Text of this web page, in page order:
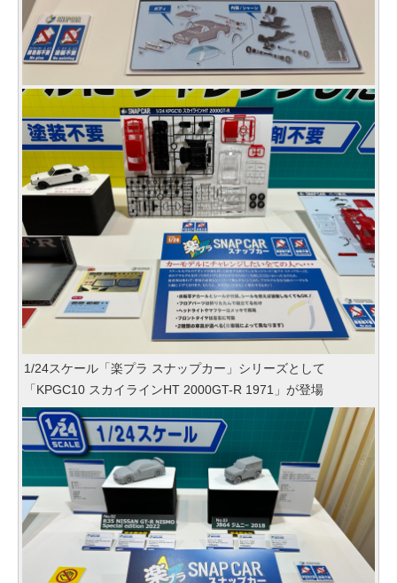
1/24スケール「楽プラ スナップカー」シリーズとして
「KPGC10 スカイラインHT 2000GT-R 1971」が登場